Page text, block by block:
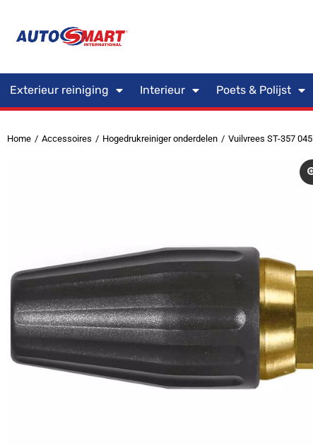
Exterieur reiniging Interieur Poets & Polijst
Je bent hier:
Home Accessoires Hogedrukreiniger onderdelen Vuilvrees ST-357 045